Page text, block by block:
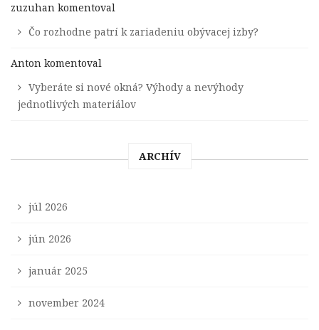
zuzuhan komentoval
Čo rozhodne patrí k zariadeniu obývacej izby?
Anton komentoval
Vyberáte si nové okná? Výhody a nevýhody
jednotlivých materiálov
ARCHÍV
júl 2026
jún 2026
január 2025
november 2024